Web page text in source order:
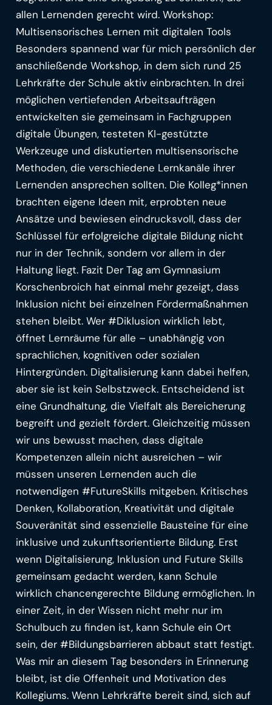
allen Lernenden gerecht wird. Workshop:
Multisensorisches Lernen mit digitalen Tools
Besonders spannend war für mich persönlich der
anschließende Workshop, in dem sich rund 25
Lehrkräfte der Schule aktiv einbrachten. In drei
möglichen vertiefenden Arbeitsaufträgen
entwickelten sie gemeinsam in Fachgruppen
digitale Übungen, testeten KI-gestützte
Werkzeuge und diskutierten multisensorische
Methoden, die verschiedene Lernkanäle ihrer
Lernenden ansprechen sollten. Die Kolleg*innen
brachten eigene Ideen mit, erprobten neue
Ansätze und bewiesen eindrucksvoll, dass der
Schlüssel für erfolgreiche digitale Bildung nicht
nur in der Technik, sondern vor allem in der
Haltung liegt. Fazit Der Tag am Gymnasium
Korschenbroich hat einmal mehr gezeigt, dass
Inklusion nicht bei einzelnen Fördermaßnahmen
stehen bleibt. Wer #Diklusion wirklich lebt,
öffnet Lernräume für alle – unabhängig von
sprachlichen, kognitiven oder sozialen
Hintergründen. Digitalisierung kann dabei helfen,
aber sie ist kein Selbstzweck. Entscheidend ist
eine Grundhaltung, die Vielfalt als Bereicherung
begreift und gezielt fördert. Gleichzeitig müssen
wir uns bewusst machen, dass digitale
Kompetenzen allein nicht ausreichen – wir
müssen unseren Lernenden auch die
notwendigen #FutureSkills mitgeben. Kritisches
Denken, Kollaboration, Kreativität und digitale
Souveränität sind essenzielle Bausteine für eine
inklusive und zukunftsorientierte Bildung. Erst
wenn Digitalisierung, Inklusion und Future Skills
gemeinsam gedacht werden, kann Schule
wirklich chancengerechte Bildung ermöglichen. In
einer Zeit, in der Wissen nicht mehr nur im
Schulbuch zu finden ist, kann Schule ein Ort
sein, der #Bildungsbarrieren abbaut statt festigt.
Was mir an diesem Tag besonders in Erinnerung
bleibt, ist die Offenheit und Motivation des
Kollegiums. Wenn Lehrkräfte bereit sind, sich auf